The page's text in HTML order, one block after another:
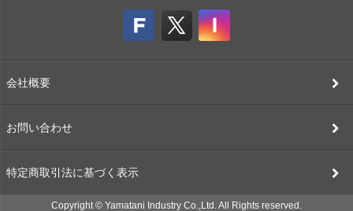
会社概要
お問い合わせ
特定商取引法に基づく表示
Copyright © Yamatani Industry Co.,Ltd. All Rights reserved.